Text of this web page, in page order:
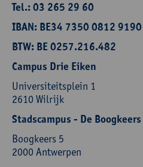
Tel.: 03 265 29 60
IBAN: BE34 7350 0812 9190
BTW: BE 0257.216.482
Campus Drie Eiken
Universiteitsplein 1
2610 Wilrijk
Stadscampus - De Boogkeers
Boogkeers 5
2000 Antwerpen